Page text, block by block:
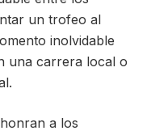
un trofeo al
inolvidable
una carrera local o
a los